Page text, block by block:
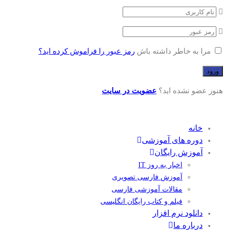
مرا به خاطر داشته باش رمز عبور را فراموش کرده اید؟
هنوز عضو نشده اید؟ عضویت در سایت
خانه
دوره های آموزشی
آموزش رایگان
اخبار به روز IT
آموزش فارسی تصویری
مقالات آموزشی فارسی
فیلم و کتاب رایگان انگلیسی
دانلود نرم افزار
درباره ما